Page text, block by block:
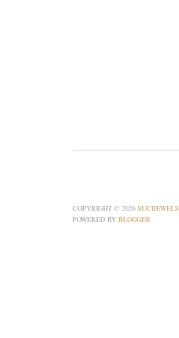
COPYRIGHT © 2026 SUCIJEWELS
POWERED BY BLOGGER